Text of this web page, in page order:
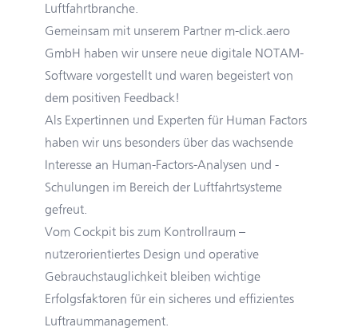
Luftfahrtbranche.
Gemeinsam mit unserem Partner m-click.aero
GmbH haben wir unsere neue digitale NOTAM-
Software vorgestellt und waren begeistert von
dem positiven Feedback!
Als Expertinnen und Experten für Human Factors
haben wir uns besonders über das wachsende
Interesse an Human-Factors-Analysen und -
Schulungen im Bereich der Luftfahrtsysteme
gefreut.
Vom Cockpit bis zum Kontrollraum –
nutzerorientiertes Design und operative
Gebrauchstauglichkeit bleiben wichtige
Erfolgsfaktoren für ein sicheres und effizientes
Luftraummanagement.